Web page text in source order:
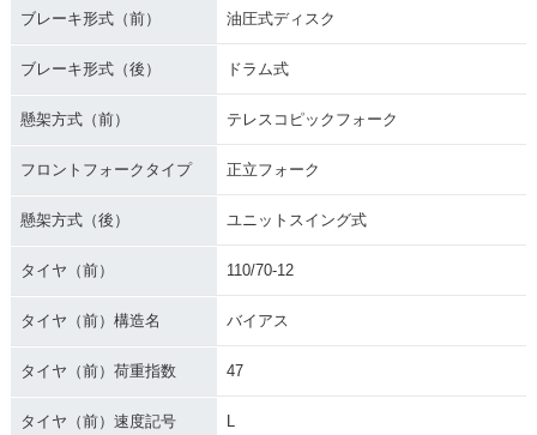
ブレーキ形式（前） 油圧式ディスク
ブレーキ形式（後） ドラム式
懸架方式（前） テレスコピックフォーク
フロントフォークタイプ 正立フォーク
懸架方式（後） ユニットスイング式
タイヤ（前） 110/70-12
タイヤ（前）構造名 バイアス
タイヤ（前）荷重指数 47
タイヤ（前）速度記号